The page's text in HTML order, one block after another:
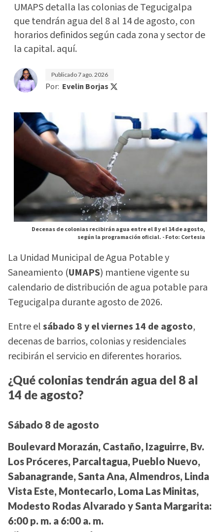
UMAPS detalla las colonias de Tegucigalpa
que tendrán agua del 8 al 14 de agosto, con
horarios definidos según cada zona y sector de
la capital. aquí.
Publicado7 ago. 2026
Por: Evelin Borjas
Decenas de colonias recibirán agua entre el 8 y el 14 de agosto,
según la programación oficial. -Foto: Cortesia
La Unidad Municipal de Agua Potable y
Saneamiento (UMAPS) mantiene vigente su
calendario de distribución de agua potable para
Tegucigalpa durante agosto de 2026.
Entre elsábado 8 y el viernes 14 de agosto,
decenas de barrios, colonias y residenciales
recibirán el servicio en diferentes horarios.
¿Qué colonias tendrán agua del 8 al
14 de agosto?
Sábado 8 de agosto
Boulevard Morazán, Castaño, Izaguirre, Bv.
Los Próceres, Parcaltagua, Pueblo Nuevo,
Sabanagrande, Santa Ana, Almendros, Linda
Vista Este, Montecarlo, Loma Las Minitas,
Modesto Rodas Alvarado y Santa Margarita:
6:00 p. m. a 6:00 a. m.